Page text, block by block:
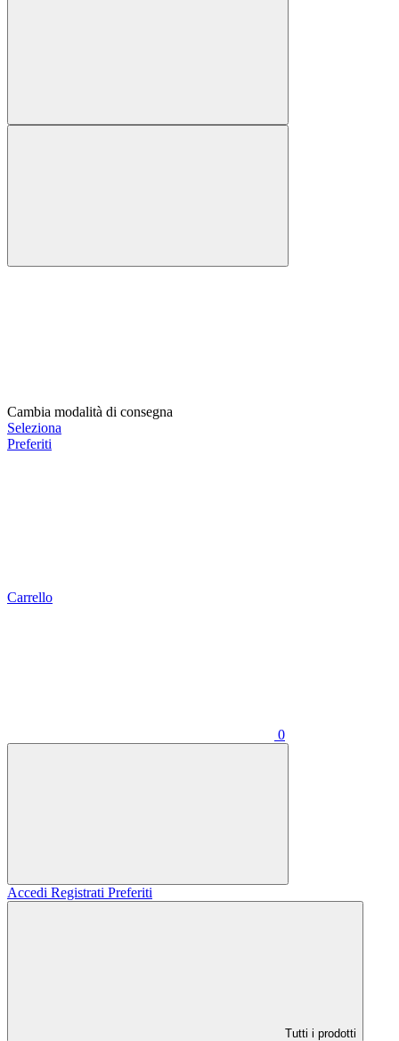
Cambia modalità di consegna
Seleziona
Preferiti
Carrello
0
Accedi Registrati Preferiti
Tutti i prodotti